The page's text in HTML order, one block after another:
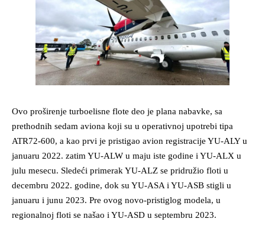
Ovo proširenje turboelisne flote deo je plana nabavke, sa
prethodnih sedam aviona koji su u operativnoj upotrebi tipa
ATR72-600, a kao prvi je pristigao avion registracije YU-ALY u
januaru 2022. zatim YU-ALW u maju iste godine i YU-ALX u
julu mesecu. Sledeći primerak YU-ALZ se pridružio floti u
decembru 2022. godine, dok su YU-ASA i YU-ASB stigli u
januaru i junu 2023. Pre ovog novo-pristiglog modela, u
regionalnoj floti se našao i YU-ASD u septembru 2023.